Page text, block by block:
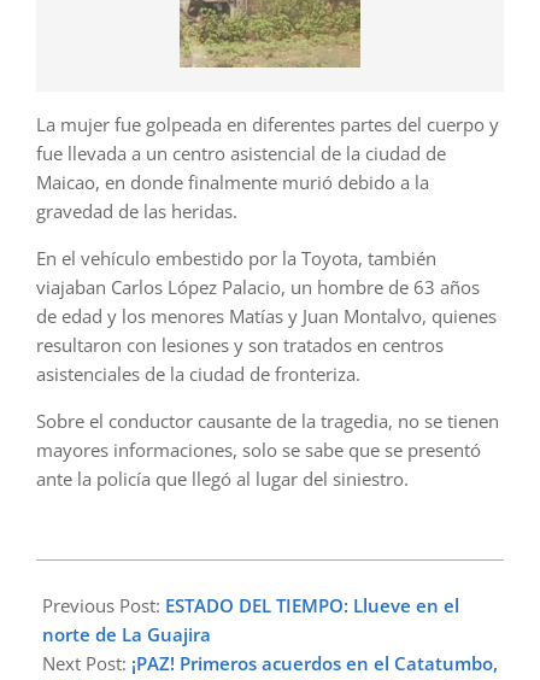
La mujer fue golpeada en diferentes partes del cuerpo y
fue llevada a un centro asistencial de la ciudad de
Maicao, en donde finalmente murió debido a la
gravedad de las heridas.
En el vehículo embestido por la Toyota, también
viajaban Carlos López Palacio, un hombre de 63 años
de edad y los menores Matías y Juan Montalvo, quienes
resultaron con lesiones y son tratados en centros
asistenciales de la ciudad de fronteriza.
Sobre el conductor causante de la tragedia, no se tienen
mayores informaciones, solo se sabe que se presentó
ante la policía que llegó al lugar del siniestro.
10-
08
Previous Post: ESTADO DEL TIEMPO: Llueve en el
norte de La Guajira
Next Post: ¡PAZ! Primeros acuerdos en el Catatumbo,